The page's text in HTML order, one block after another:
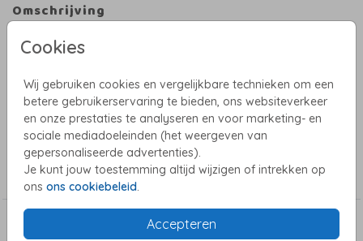
Cookies
Wij gebruiken cookies en vergelijkbare technieken om een
betere gebruikerservaring te bieden, ons websiteverkeer
en onze prestaties te analyseren en voor marketing- en
sociale mediadoeleinden (het weergeven van
gepersonaliseerde advertenties).
Je kunt jouw toestemming altijd wijzigen of intrekken op
ons ons cookiebeleid
Accepteren
Omschrijving
sterrenhemel achtergrond. Past mooi bij de spirituele geboortekaartjes
van Studio WAM. Ideaal om de enveloppen mee dicht te plakken of de
Deze sluitstickers met foliedruk hebben een diameter van 35 mm en
worden gedrukt op mat papier. Wil je een ander ontwerp of heb je hulp
nodig? Mail naar willeke@studiowam.nl.
Toon meer
Collectie
Sluitstickers met folie
Dit vind je misschien ook leuk